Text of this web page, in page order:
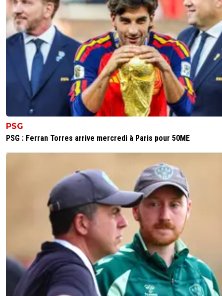
PSG
PSG : Ferran Torres arrive mercredi à Paris pour 50ME